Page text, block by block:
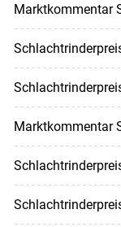
Marktkommentar
Marktkommentar